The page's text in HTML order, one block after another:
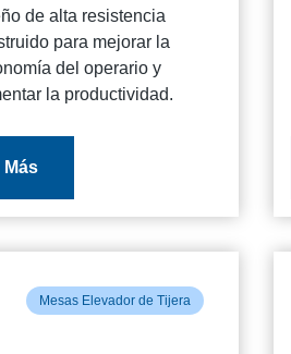
de alta resistencia
para mejorar la
del operario y
la productividad.
Más
Mesas Elevador de Tijera